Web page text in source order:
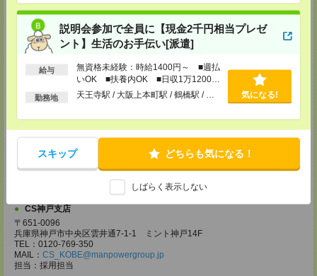
説明会参加で全員に【現金2千円相当プレゼ
ント】生活のお手伝い[派遣]
給与
無資格未経験：時給1400円～ ■週払
いOK ■扶養内OK ■日収1万1200円
以上
勤務地 天王寺駅 / 大阪上本町駅 / 鶴橋駅 / … 気になる!
スキップ どちらも気になる！
しばらく表示しない
TEL：0120-923-052
MAIL：CS_OSAKA@manpowergroup.jp
担当：採用担当
CS難波支店
〒542-0076
大阪市中央区難波 2-2-3 御堂筋グランドビル 3F
TEL：0120-923-052
MAIL：CS_NANBA@manpowergroup.jp
CS京都支店
京都府京都市下京区四条通烏丸東入ル長刀鉾町 8 京都三井ビル 6F
TEL：0120-923-052
CS神戸支店
〒651-0096
兵庫県神戸市中央区雲井通7-1-1 ミント神戸14F
TEL：0120-769-350
MAIL： CS_KOBE@manpowergroup.jp
担当：採用担当